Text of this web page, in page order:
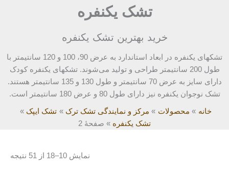
تشک یکنفره
خرید بهترین تشک یکنفره
تشکهای یکنفره در ابعاد استاندارد به عرض 90، 100 و 120 سانتیمتر با
طول 200 سانتیمتر طراحی و تولید می‌شوند. تشکهای یکنفره کودک
دارای سایز به عرض 70 سانتیمتر و طول 130 و 135 سانتیمتر هستند.
تشک نوجوان یکنفره نیز دارای طول 80 و عرض 180 سانتیمتر است.
خانه محصولات مرکز و نمایندگی تشک ترک
تشک ایپک
تشک یکنفره
صفحهٔ 2
نمایش 10–18 از 51 نتیجه